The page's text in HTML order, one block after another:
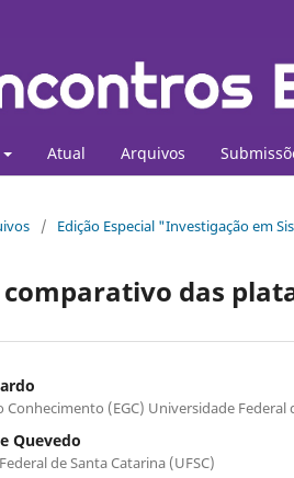
Atual Arquivos
/ Edição Especial "Investigação em
comparativo das
Conhecimento (EGC) Universidade Federal
Quevedo
de Santa Catarina (UFSC)